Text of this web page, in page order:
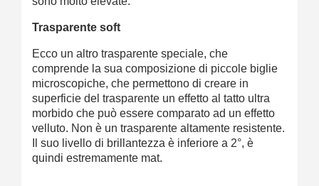
Trasparente soft
Ecco un altro trasparente speciale, che
comprende la sua composizione di piccole biglie
microscopiche, che permettono di creare in
superficie del trasparente un effetto al tatto ultra
morbido che può essere comparato ad un effetto
velluto. Non è un trasparente altamente resistente.
Il suo livello di brillantezza è inferiore a 2°, è
quindi estremamente mat.